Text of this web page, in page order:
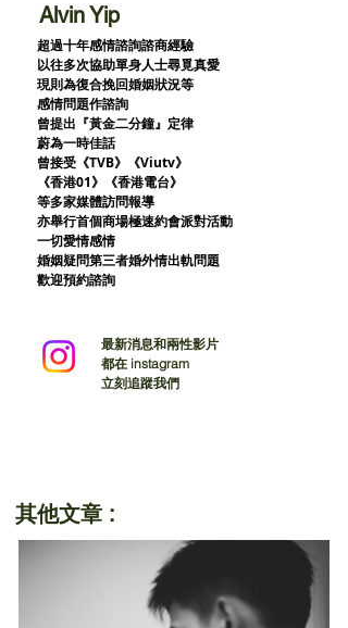
Alvin Yip
超過十年感情諮詢諮商經驗
以往多次協助單身人士尋覓真愛
現則為復合挽回婚姻狀況等
感情問題作諮詢
曾提出『黃金二分鐘』定律
蔚為一時佳話
曾接受《TVB》《Viutv》
《香港01》
《香港電台》
等多家媒體訪問報導
亦舉行首個商場極速約會派對活動
一切愛情感情
婚姻疑問第三者婚外情出軌問題
歡迎預約諮詢
最新消息和兩性影片
都在 instagram
立刻追蹤我們
其他文章 :